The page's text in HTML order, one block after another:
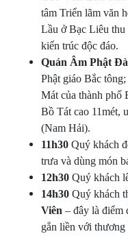
tâm Triển lãm văn
Lầu ở Bạc Liêu thu
kiến trúc độc đáo.
Quán Âm Phật
Phật giáo Bắc
Mát của thành
Bồ Tát cao 11mét,
(Nam Hải).
11h30 Quý khách
trưa và dùng món
12h30 Quý khách
14h30 Quý khách
Viên – đây là điểm
gắn liền với